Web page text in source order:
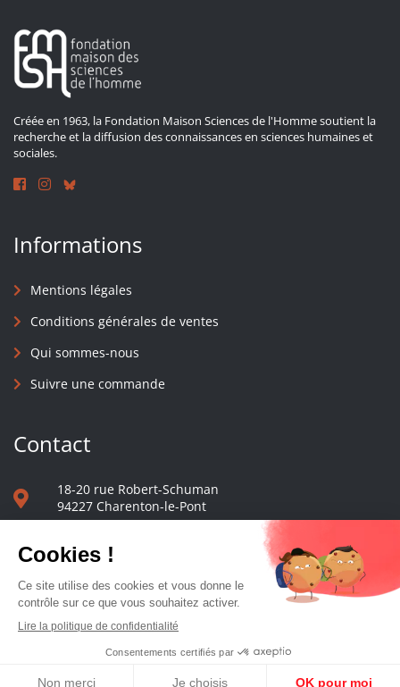
Créée en 1963, la Fondation Maison Sciences de l'Homme soutient la
recherche et la diffusion des connaissances en sciences humaines et
sociales.
Informations
Mentions légales
Conditions générales de ventes
Qui sommes-nous
Suivre une commande
Contact
18-20 rue Robert-Schuman
94227 Charenton-le-Pont